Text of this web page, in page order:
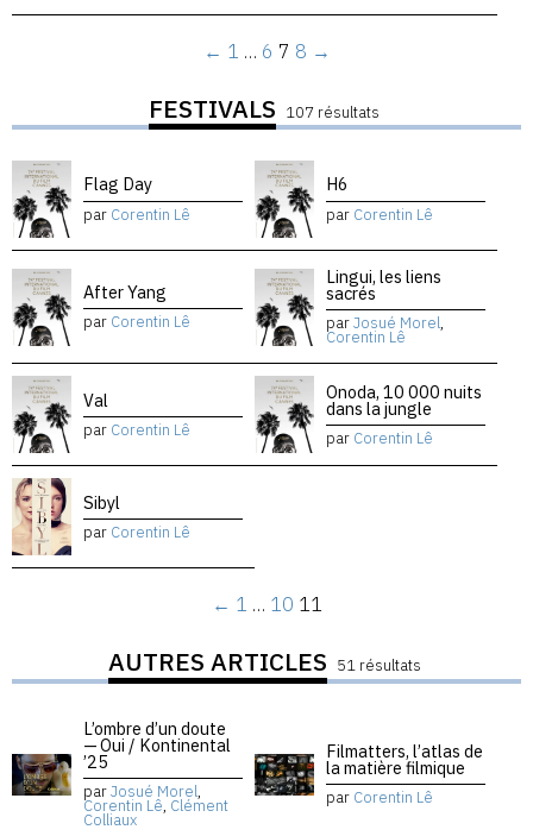
← 1 … 6 7 8 →
FESTIVALS 107 résultats
Flag Day
par Corentin Lê
H6
par Corentin Lê
After Yang
par Corentin Lê
Lingui, les liens
sacrés
parJosué Morel,
Corentin Lê
Val
par Corentin Lê
Onoda, 10 000 nuits
dans la jungle
par Corentin Lê
Sibyl
par Corentin Lê
← 1 … 10 11
AUTRES ARTICLES 51 résultats
L’ombre d’un doute
— Oui / Kontinental
’25
parJosué Morel,
Corentin Lê, Clément
Colliaux
Filmatters, l’atlas de
la matière filmique
par Corentin Lê